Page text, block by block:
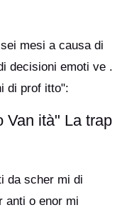
mesi a causa di
decisioni emoti ve .
di prof itto":
Van ità" La trap
da scher mi di
anti o enor mi